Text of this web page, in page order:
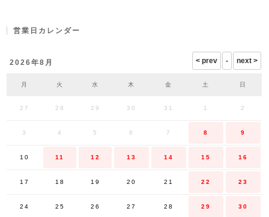
営業日カレンダー
2026年8月
月 火 水 木 金 土 日
27 28 29 30 31 1 2
3 4 5 6 7 8 9
10 11 12 13 14 15 16
17 18 19 20 21 22 23
24 25 26 27 28 29 30